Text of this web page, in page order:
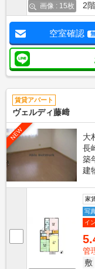
画像 : 15枚
2階
空室確認
賃貸アパート
ヴェルディ藤﨑
NEW
大
長
築
建
家
写
イ
管
敷